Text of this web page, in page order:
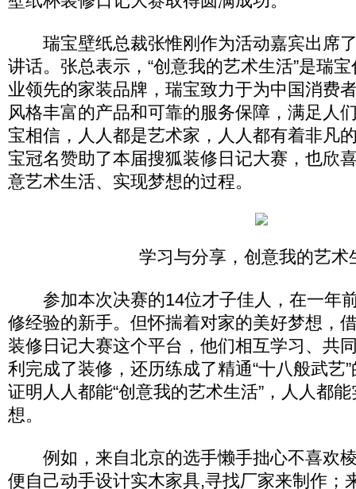
瑞宝壁纸总裁张惟刚作为活动嘉宾出席
讲话。张总表示，“创意我的艺术生活”是瑞
业领先的家装品牌，瑞宝致力于为中国消费
风格丰富的产品和可靠的服务保障，满足人
宝相信，人人都是艺术家，人人都有着非凡
宝冠名赞助了本届搜狐装修日记大赛，也欣
意艺术生活、实现梦想的过程。
学习与分享，创意我的艺术
参加本次决赛的14位才子佳人，在一年
修经验的新手。但怀揣着对家的美好梦想，
装修日记大赛这个平台，他们相互学习、共
利完成了装修，还历练成了精通“十八般武艺
证明人人都能“创意我的艺术生活”，人人都
想。
例如，来自北京的选手懒手拙心不喜欢
便自己动手设计实木家具,寻找厂家来制作；